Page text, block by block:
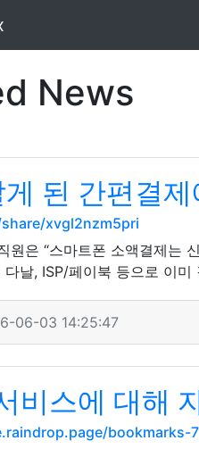
News
된 간편결
xvgl2nzm5pri
원은 “스마트폰 소액결제는
날, ISP/페이북 등으로 이
06-03 14:25:47
비스에 대해
bookmarks-